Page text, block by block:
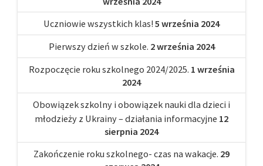
Uczniowie wszystkich klas! 5 września 2024
Pierwszy dzień w szkole. 2 września 2024
Rozpoczęcie roku szkolnego 2024/2025. 1 września
2024
Obowiązek szkolny i obowiązek nauki dla dzieci i
młodzieży z Ukrainy – działania informacyjne 12
sierpnia 2024
Zakończenie roku szkolnego- czas na wakacje. 29